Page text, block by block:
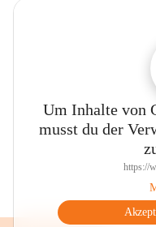
Um Inhalte von
musst du der
https://